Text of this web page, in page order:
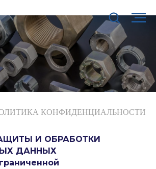
КОНФИДЕНЦИАЛЬНОСТИ
И ОБРАБОТКИ
ДАННЫХ